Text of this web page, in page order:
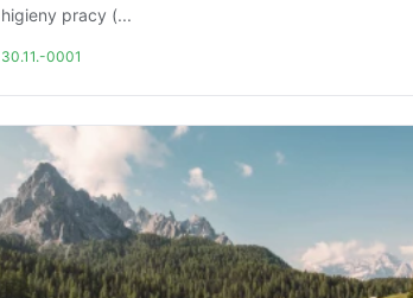
higieny pracy (...
30.11.-0001